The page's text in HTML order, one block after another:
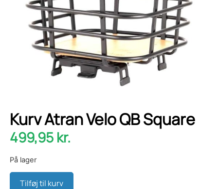
Kurv Atran Velo QB Square
499,95 kr.
På lager
Tilføj til kurv